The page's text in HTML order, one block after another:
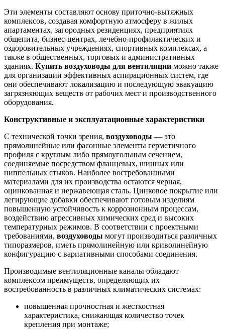
Эти элементы составляют основу приточно-вытяжных
комплексов, создавая комфортную атмосферу в жилых
апартаментах, загородных резиденциях, предприятиях
общепита, бизнес-центрах, лечебно-профилактических и
оздоровительных учреждениях, спортивных комплексах, а
также в общественных, торговых и административных
зданиях. Купить воздуховоды для вентиляции можно также
для организации эффективных аспирационных систем, где
они обеспечивают локализацию и последующую эвакуацию
загрязняющих веществ от рабочих мест и производственного
оборудования.
Конструктивные и эксплуатационные характеристики
С технической точки зрения, воздуховоды — это
прямолинейные или фасонные элементы герметичного
профиля с круглым либо прямоугольным сечением,
соединяемые посредством фланцевых, шинных или
ниппельных стыков. Наиболее востребованными
материалами для их производства остаются черная,
оцинкованная и нержавеющая сталь. Цинковое покрытие или
легирующие добавки обеспечивают готовым изделиям
повышенную устойчивость к коррозионным процессам,
воздействию агрессивных химических сред и высоких
температурных режимов. В соответствии с проектными
требованиями, воздуховоды могут производиться различных
типоразмеров, иметь прямолинейную или криволинейную
конфигурацию с вариативными способами соединения.
Производимые вентиляционные каналы обладают
комплексом преимуществ, определяющих их
востребованность в различных климатических системах:
повышенная прочностная и жесткостная
характеристика, снижающая количество точек
крепления при монтаже;